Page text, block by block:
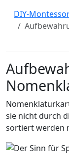
DIY-
sie nicht durch
sortiert werden